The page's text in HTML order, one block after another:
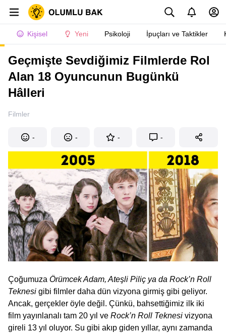
Kişisel Yeni Psikoloji İpuçları ve Taktikler
Geçmişte Sevdiğimiz Filmlerde Rol
Alan 18 Oyuncunun Bugünkü
Hâlleri
Filmler
- - - -
Çoğumuza Örümcek Adam, Ateşli Piliç ya da Rock’n Roll
Teknesi gibi filmler daha dün vizyona girmiş gibi geliyor.
Ancak, gerçekler öyle değil. Çünkü, bahsettiğimiz ilk iki
film yayınlanalı tam 20 yıl ve Rock’n Roll Teknesi vizyona
gireli 13 yıl oluyor. Su gibi akıp giden yıllar, aynı zamanda